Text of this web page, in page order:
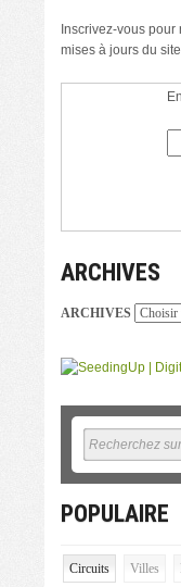
Inscrivez-vous
mises à jours du site
ARCHIVES
ARCHIVES
POPULAIRE
Circuits Villes